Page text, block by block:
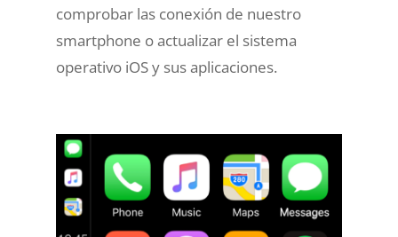
comprobar las conexión de nuestro
smartphone o actualizar el sistema
operativo iOS y sus aplicaciones.